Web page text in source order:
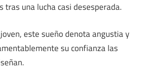
tras una lucha casi desesperada.
este sueño denota angustia y
su confianza las